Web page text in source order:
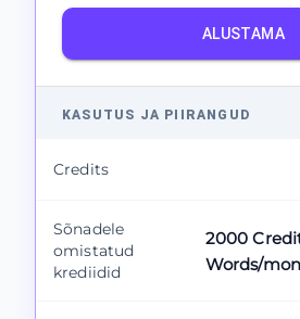
ALUSTAMA
KASUTUS JA PIIRANGUD
Credits
Sõnadele
omistatud
krediidid
2000
Words/